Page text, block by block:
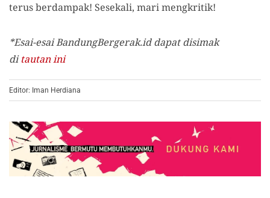
terus berdampak! Sesekali, mari mengkritik!
*Esai-esai BandungBergerak.id dapat disimak
ditautan ini
Editor: Iman Herdiana